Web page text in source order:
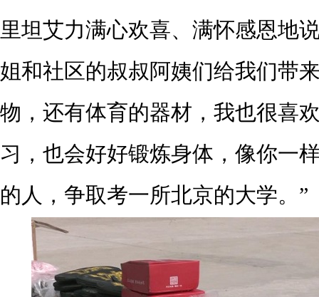
里坦艾力满心欢喜、满怀感恩地
姐和社区的叔叔阿姨们给我们带
物，还有体育的器材，我也很喜
习，也会好好锻炼身体，像你一
的人，争取考一所北京的大学。”